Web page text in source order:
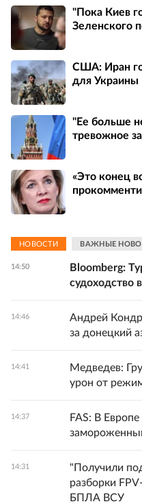
"Пока Киев
Зеленского
США: Иран
для Украины
"Ее больше
тревожное
«Это конец
НОВОСТИ ВАЖНЫЕ
14:50
Bloomberg:
судоходство
14:46
Андрей
за донецкий
14:41
Медведев:
урон от
14:37
FAS: В
14:31
"Получили
разборки
БПЛА ВСУ